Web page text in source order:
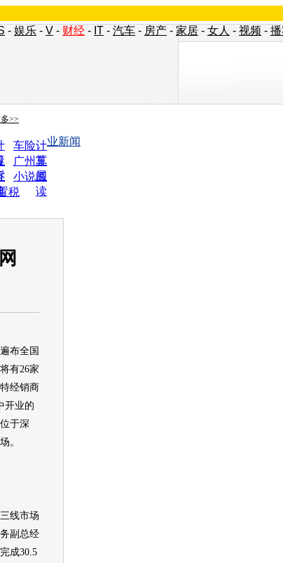
- 娱乐 - V - 财经 - IT - 汽车 - 房产 - 家居 - 女人 - 视频 -
>>
车险计
算
广州车
展
小说阅
读
业新闻
税
布全国
有26家
经销商
开业的
于深
。
线市场
副总经
成30.5